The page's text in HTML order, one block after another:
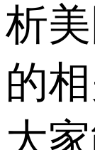
析
的
大